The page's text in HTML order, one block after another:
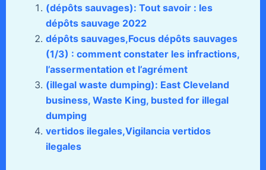
(dépôts sauvages): Tout savoir : les
dépôts sauvage 2022
dépôts sauvages,Focus dépôts sauvages
(1/3) : comment constater les infractions,
l’assermentation et l’agrément
(illegal waste dumping): East Cleveland
business, Waste King, busted for illegal
dumping
vertidos ilegales,Vigilancia vertidos
ilegales